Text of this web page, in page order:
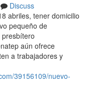
Discuss
abriles, tener domicilio
pequeño de
aún ofrece
a trabajadores y
39156109/nuevo-